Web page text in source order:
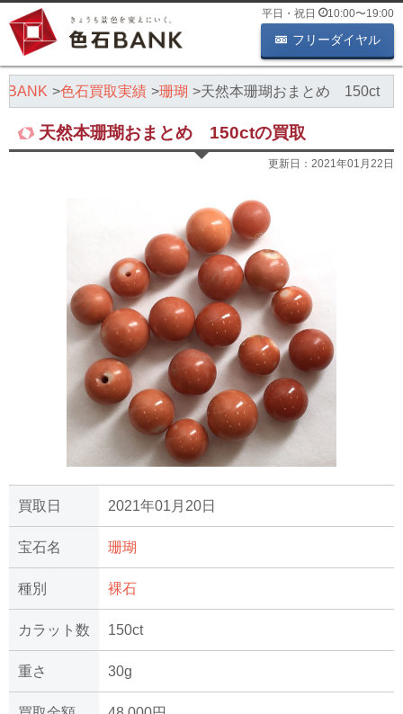
平日・祝日 10:00〜19:00
フリーダイヤル
BANK 色石買取実績 珊瑚 天然本珊瑚おまとめ 150ct
天然本珊瑚おまとめ 150ctの買取
更新日： 2021年01月22日
買取日 2021年01月20日
宝石名 珊瑚
種別 裸石
カラット数 150ct
重さ 30g